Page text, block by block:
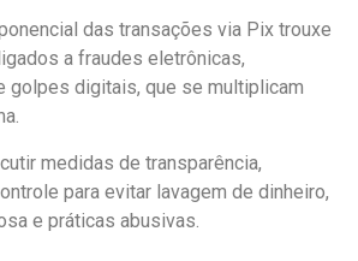
das transações via Pix trouxe
a fraudes eletrônicas,
golpes digitais, que se multiplicam
medidas de transparência,
para evitar lavagem de dinheiro,
e práticas abusivas.